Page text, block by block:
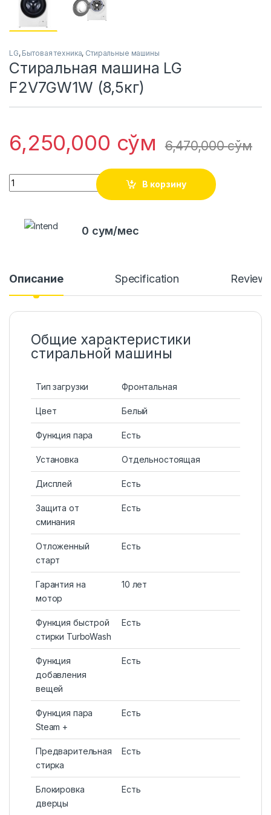
LG, Бытовая техника, Стиральные машины
Стиральная машина LG
F2V7GW1W (8,5кг)
6,250,000 сўм 6,470,000сўм
Quantity
В корзину
0 сум/мес
Описание Specification
Общие характеристики
стиральной машины
Тип загрузки Фронтальная
Цвет Белый
Функция пара Есть
Установка Отдельностоящая
Дисплей Есть
Защита от
сминания
Есть
Отложенный
старт
Есть
Гарантия на
мотор
10 лет
Функция быстрой
стирки TurboWash
Есть
Функция
добавления
вещей
Есть
Функция пара
Steam +
Есть
Предварительная
стирка
Есть
Блокировка
дверцы
Есть